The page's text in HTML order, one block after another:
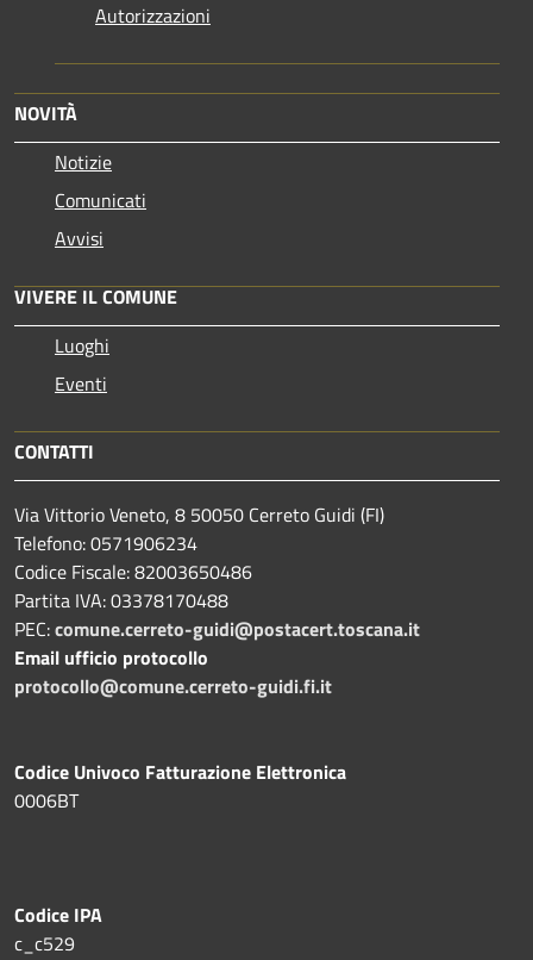
Autorizzazioni
NOVITÀ
Notizie
Comunicati
Avvisi
VIVERE IL COMUNE
Luoghi
Eventi
CONTATTI
Via Vittorio Veneto, 8 50050 Cerreto Guidi (FI)
Telefono: 0571906234
Codice Fiscale: 82003650486
Partita IVA: 03378170488
PEC:comune.cerreto-guidi@postacert.toscana.it
Email ufficio protocollo
protocollo@comune.cerreto-guidi.fi.it
Codice Univoco Fatturazione Elettronica
0006BT
Codice IPA
c_c529